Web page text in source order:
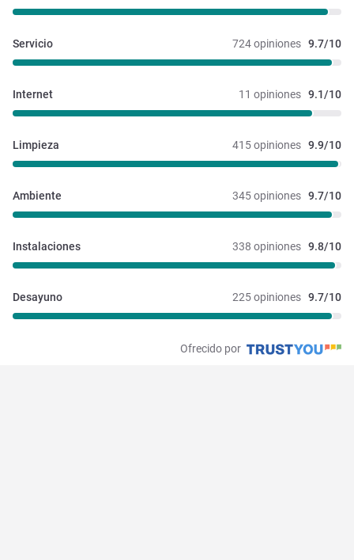
724 opiniones 9.7/10
Servicio
11 opiniones 9.1/10
Internet
415 opiniones 9.9/10
Limpieza
345 opiniones 9.7/10
Ambiente
338 opiniones 9.8/10
Instalaciones
225 opiniones 9.7/10
Desayuno
Ofrecido por